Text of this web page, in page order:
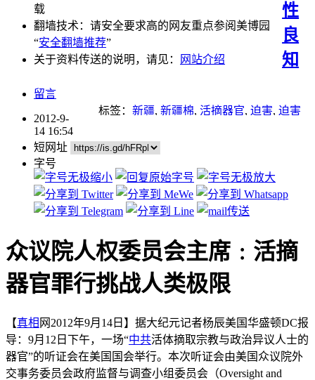
载
翻墙技术：请安全要求高的网友重点参阅美博园
“安全翻墙推荐”
关于资料传送的说明，请见：
网站介绍
性
良
知
留言
标签： 新疆, 新疆棉, 活摘器官, 迫害, 迫害
2012-9-
14 16:54
短网址
字号
众议院人权委员会主席﹕活摘
器官罪行挑战人类极限
【真相 网2012年9月14日】据大纪元记者杨辰美国华盛顿DC报
导：9月12日下午，一场“中共活体摘取宗教与政治异议人士的
器官”的听证会在美国国会举行。本次听证会由美国众议院外
交事务委员会政府监督与调查小组委员会（Oversight and